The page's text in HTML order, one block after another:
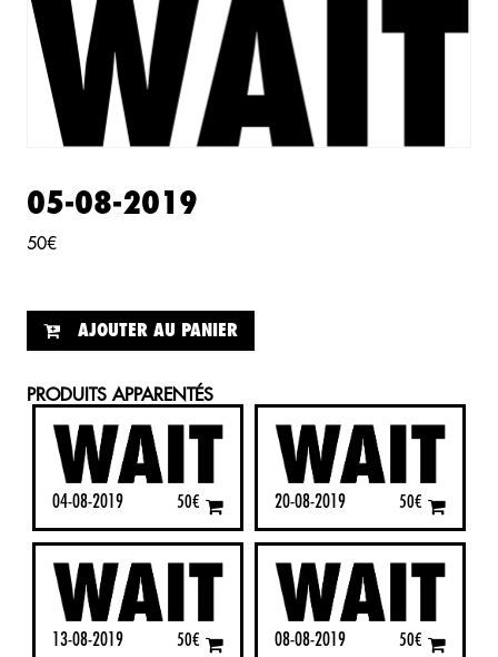
05-08-2019
50€
AJOUTER AU PANIER
PRODUITS APPARENTÉS
04-08-2019 50€ 20-08-2019 50€
13-08-2019 50€ 08-08-2019 50€